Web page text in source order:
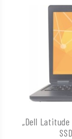
„Dell Latitude